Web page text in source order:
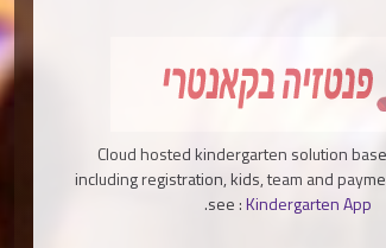
Cloud hosted kindergarten solution
including registration, kids, team and
see :Kindergarten App
.